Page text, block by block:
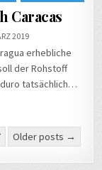
Caracas
2019
erhebliche
der Rohstoff
tatsächlich…
Older posts →